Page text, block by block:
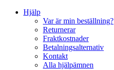
Hjälp
Var är min beställning?
Returnerar
Fraktkostnader
Betalningsalternativ
Kontakt
Alla hjälpämnen